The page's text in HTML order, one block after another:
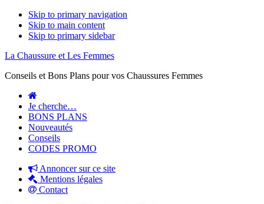
Skip to primary navigation
Skip to main content
Skip to primary sidebar
La Chaussure et Les Femmes
Conseils et Bons Plans pour vos Chaussures Femmes
Je cherche…
BONS PLANS
Nouveautés
Conseils
CODES PROMO
Annoncer sur ce site
Mentions légales
Contact